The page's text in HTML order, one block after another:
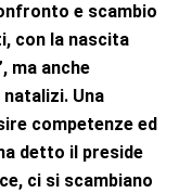
e scambio
con la nascita
ma anche
Una
competenze ed
detto il preside
ci si scambiano